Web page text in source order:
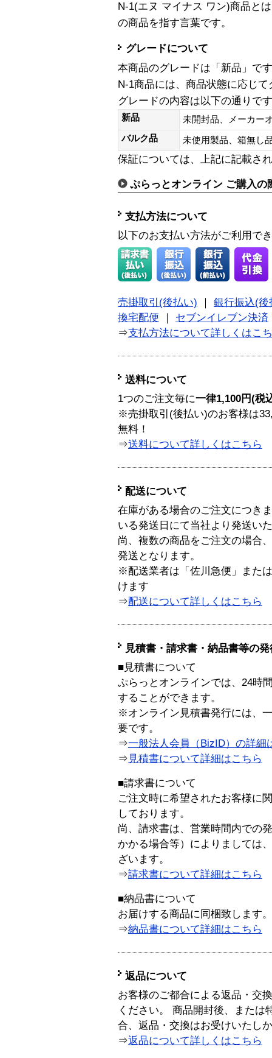
N-1(エヌ マイナス ワン)商品と
の商品を指す言葉です。
グレードについて
本商品のグレードは「新品」です
N-1商品には、商品状態に応じ
グレードの内容は以下の通りで
新品
未開封品、メーカー
バルク品
未使用製品、箱無
保証については、上記に記載さ
ぷらっとオンライン ご購入の
支払方法について
以下のお支払い方法がご利用で
売掛取引(後払い)
銀行振込(後
換宅配便
セブンイレブン決済
⇒支払方法について詳しくはこ
送料について
1つのご注文毎に一律1,100円(税
※売掛取引(後払い)のお客様は
無料！
⇒送料について詳しくはこちら
配送について
在庫がある場合のご注文につき
いる発送日にて当社より発送い
尚、複数の商品をご注文の場合
発送となります。
※配送業者は「佐川急便」また
けます
⇒配送について詳しくはこちら
見積書・請求書・納品書等の
■見積書について
ぷらっとオンラインでは、24時
することができます。
※オンライン見積書発行には、
要です。
⇒一般法人会員（BizID）の詳細
⇒ 見積書について詳細はこちら
■請求書について
ご注文時に希望されたお客様に
しております。
尚、請求書は、営業時間内での
かかる場合等）によりましては
ざいます。
⇒請求書について詳細はこちら
■納品書について
お届けする商品に同梱致します。
⇒納品書について詳細はこちら
返品について
お客様のご都合による返品・交
ください。 商品開封後、または
合、返品・交換はお受けいたし
⇒返品について詳しくはこちら